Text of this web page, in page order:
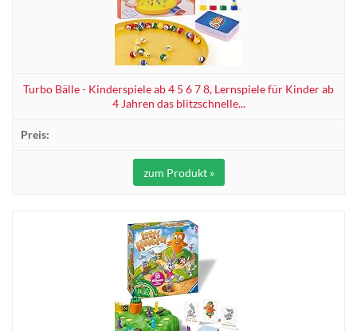
Turbo Bälle - Kinderspiele ab 4 5 6 7 8, Lernspiele für Kinder ab
4 Jahren das blitzschnelle...
zum Produkt »